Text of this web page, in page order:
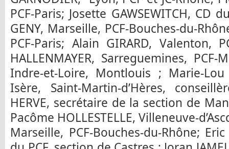
PCF-Paris; Josette GAWSEWITCH, CD
GENY, Marseille, PCF-Bouches-du-
PCF-Paris; Alain GIRARD, Valenton,
HALLENMAYER, Sarreguemines, PCF-
Indre-et-Loire, Montlouis ; Marie-Lou
Isère, Saint-Martin-d’Hères,
HERVE, secrétaire de la section de
Pacôme HOLLESTELLE, Villeneuve-
Marseille, PCF-Bouches-du-Rhône;